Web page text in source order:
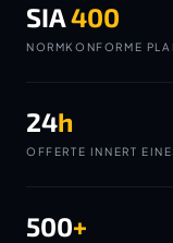
SIA400
NORMKONFORME
24h
OFFERTE INNERT
500+